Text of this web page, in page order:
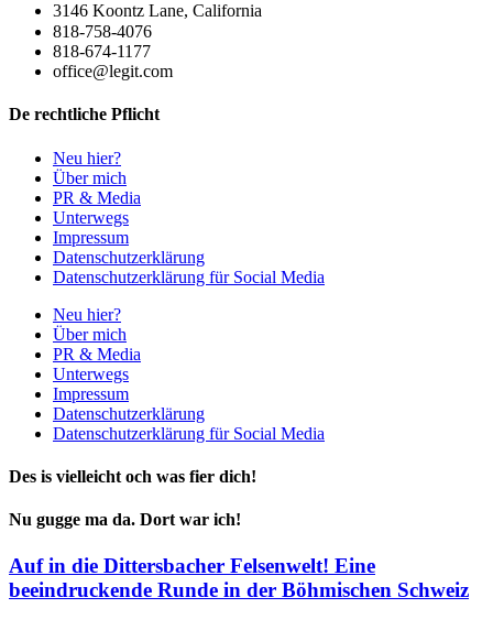
3146 Koontz Lane, California
818-758-4076
818-674-1177
office@legit.com
De rechtliche Pflicht
Neu hier?
Über mich
PR & Media
Unterwegs
Impressum
Datenschutzerklärung
Datenschutzerklärung für Social Media
Neu hier?
Über mich
PR & Media
Unterwegs
Impressum
Datenschutzerklärung
Datenschutzerklärung für Social Media
Des is vielleicht och was fier dich!
Nu gugge ma da. Dort war ich!
Auf in die Dittersbacher Felsenwelt! Eine
beeindruckende Runde in der Böhmischen Schweiz